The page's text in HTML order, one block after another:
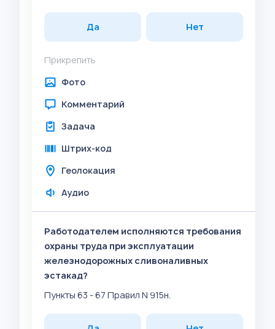
Да Нет
Прикрепить
Фото
Комментарий
Задача
Штрих-код
Геолокация
Аудио
Работодателем исполняются требования
охраны труда при эксплуатации
железнодорожных сливоналивных
эстакад?
Пункты 63 - 67 Правил N 915н.